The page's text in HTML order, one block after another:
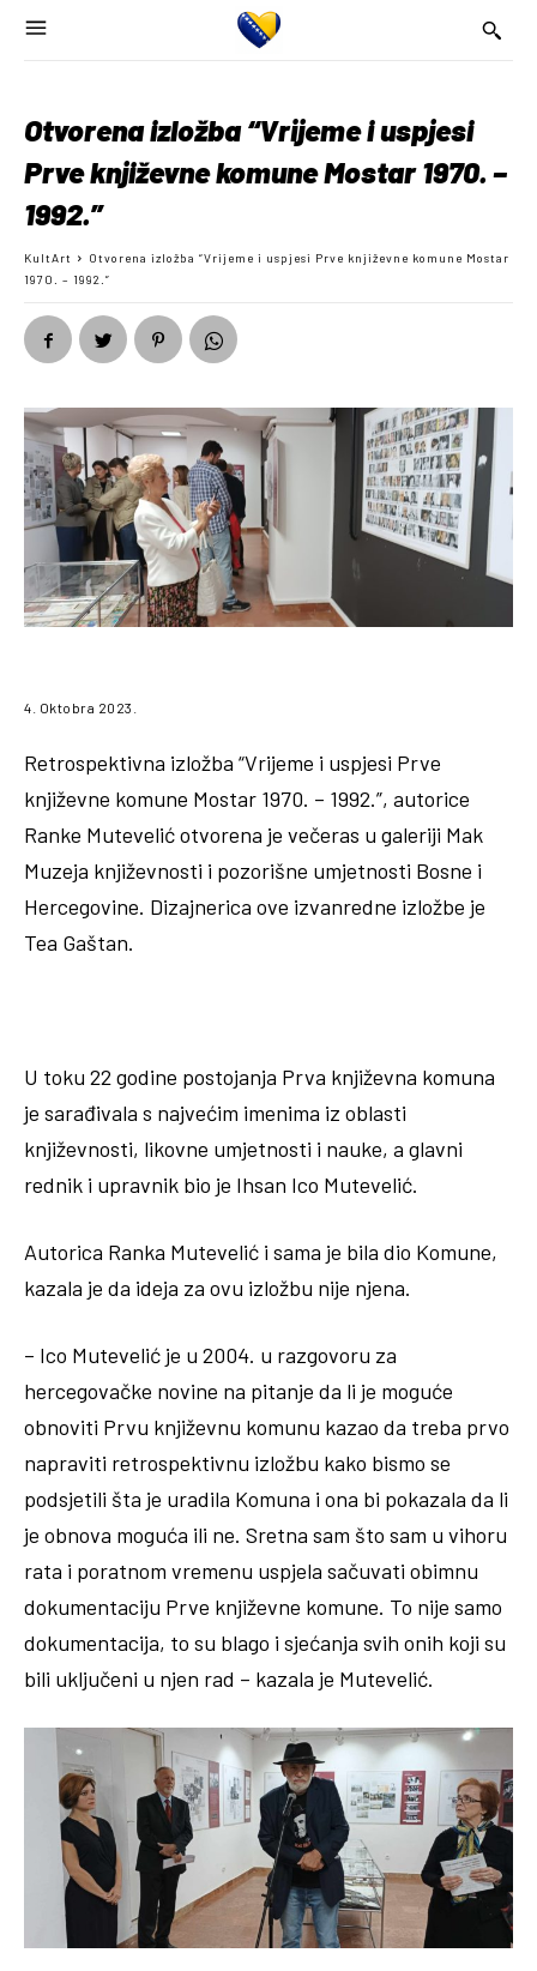
Otvorena izložba “Vrijeme i uspjesi
Prve književne komune Mostar 1970. –
1992.”
KultArt
Otvorena izložba “Vrijeme i uspjesi Prve književne komune Mostar
1970. – 1992.”
4. Oktobra 2023.
Retrospektivna izložba “Vrijeme i uspjesi Prve
književne komune Mostar 1970. – 1992.”, autorice
Ranke Mutevelić otvorena je večeras u galeriji Mak
Muzeja književnosti i pozorišne umjetnosti Bosne i
Hercegovine. Dizajnerica ove izvanredne izložbe je
Tea Gaštan.
U toku 22 godine postojanja Prva književna komuna
je sarađivala s najvećim imenima iz oblasti
književnosti, likovne umjetnosti i nauke, a glavni
rednik i upravnik bio je Ihsan Ico Mutevelić.
Autorica Ranka Mutevelić i sama je bila dio Komune,
kazala je da ideja za ovu izložbu nije njena.
– Ico Mutevelić je u 2004. u razgovoru za
hercegovačke novine na pitanje da li je moguće
obnoviti Prvu književnu komunu kazao da treba prvo
napraviti retrospektivnu izložbu kako bismo se
podsjetili šta je uradila Komuna i ona bi pokazala da li
je obnova moguća ili ne. Sretna sam što sam u vihoru
rata i poratnom vremenu uspjela sačuvati obimnu
dokumentaciju Prve književne komune. To nije samo
dokumentacija, to su blago i sjećanja svih onih koji su
bili uključeni u njen rad – kazala je Mutevelić.